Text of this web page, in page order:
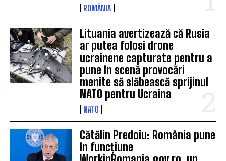
ROMÂNIA
Lituania avertizează că Rusia
ar putea folosi drone
ucrainene capturate pentru a
pune în scenă provocări
menite să slăbească sprijinul
NATO pentru Ucraina
NATO
Cătălin Predoiu: România pune
în funcțiune